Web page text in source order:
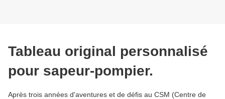
Tableau original personnalisé
pour sapeur-pompier.
Après trois années d'aventures et de défis au CSM (Centre de